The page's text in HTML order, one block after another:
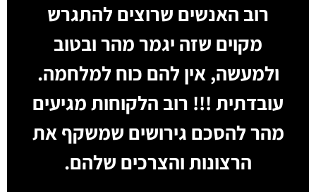
רוב האנשים שרוצים להתגרש
מקוים שזה יגמר מהר ובטוב
ולמעשה, אין להם כוח למלחמה.
עובדתית !!! רוב הלקוחות מגיעים
מהר להסכם גירושים שמשקף את
הרצונות והצרכים שלהם.